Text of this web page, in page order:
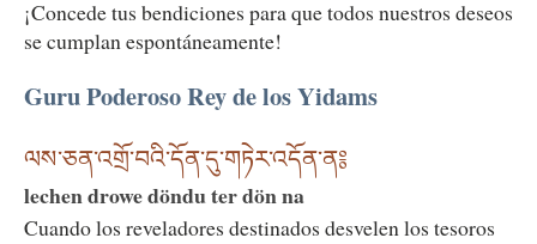
¡Concede tus bendiciones para que todos nuestros deseos
se cumplan espontáneamente!
Guru Poderoso Rey de los Yidams
ལས་ཅན་འགྲོ་བའི་དོན་དུ་གཏེར་འདོན་ན༔
lechen drowe döndu ter dön na
Cuando los reveladores destinados desvelen los tesoros